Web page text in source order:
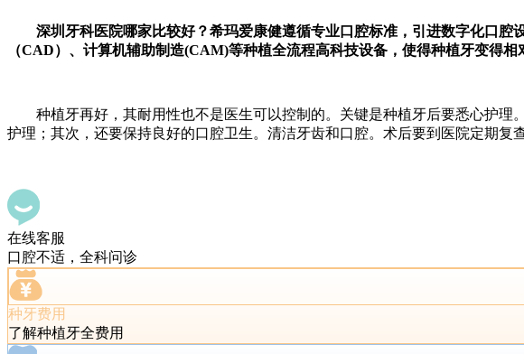
深圳牙科医院哪家比较好？希玛爱康健遵循专业口腔标准，引进数字化口
（CAD）、计算机辅助制造(CAM)等种植全流程高科技设备，使得种植牙变得相
种植牙再好，其耐用性也不是医生可以控制的。关键是种植牙后要悉心护理
护理；其次，还要保持良好的口腔卫生。清洁牙齿和口腔。术后要到医院定期
在线客服
口腔不适，全科问诊
种牙费用
了解种植牙全费用